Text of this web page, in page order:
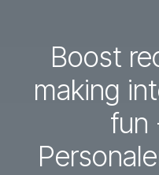
Boost
making
fun